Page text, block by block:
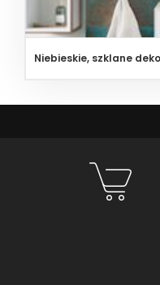
Niebieskie, szklane